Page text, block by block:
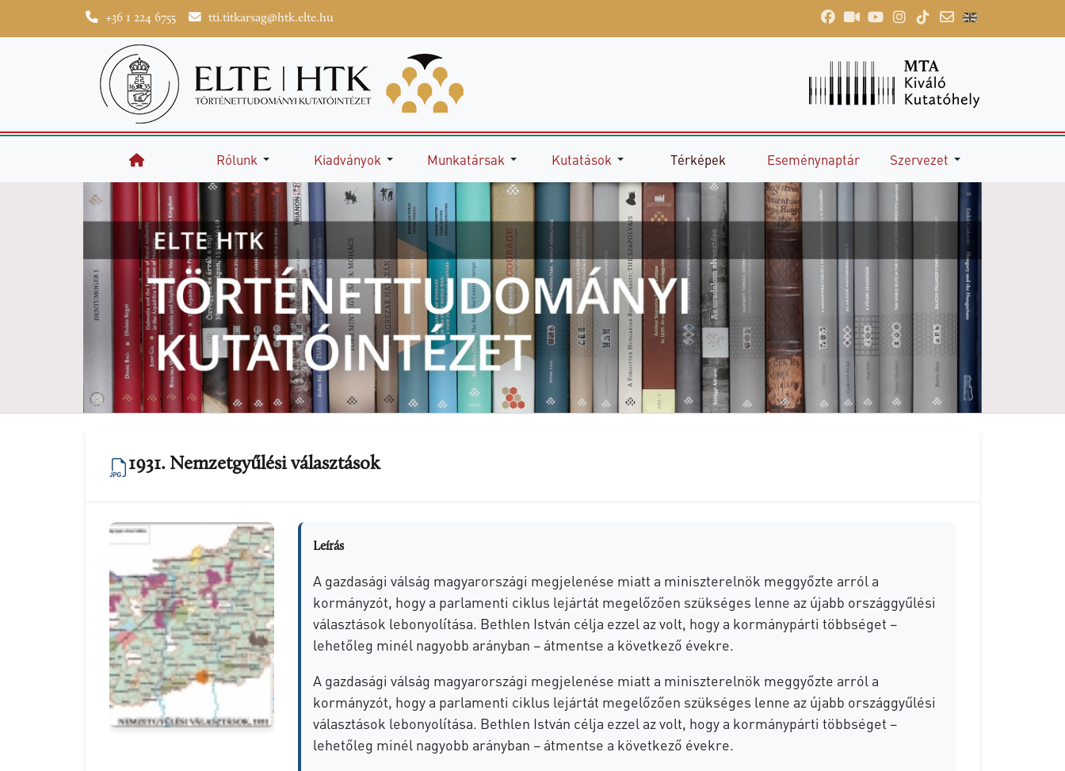
+36 1 224 6755 tti.titkarsag@htk.elte.hu
Rólunk Kiadványok Munkatársak Kutatások Térképek Eseménynaptár Szervezet
1931. Nemzetgyűlési választások
Leírás
A gazdasági válság magyarországi megjelenése miatt a miniszterelnök meggyőzte arról a
kormányzót, hogy a parlamenti ciklus lejártát megelőzően szükséges lenne az újabb országgyűlési
választások lebonyolítása. Bethlen István célja ezzel az volt, hogy a kormánypárti többséget –
lehetőleg minél nagyobb arányban – átmentse a következő évekre.
A gazdasági válság magyarországi megjelenése miatt a miniszterelnök meggyőzte arról a
kormányzót, hogy a parlamenti ciklus lejártát megelőzően szükséges lenne az újabb országgyűlési
választások lebonyolítása. Bethlen István célja ezzel az volt, hogy a kormánypárti többséget –
lehetőleg minél nagyobb arányban – átmentse a következő évekre.